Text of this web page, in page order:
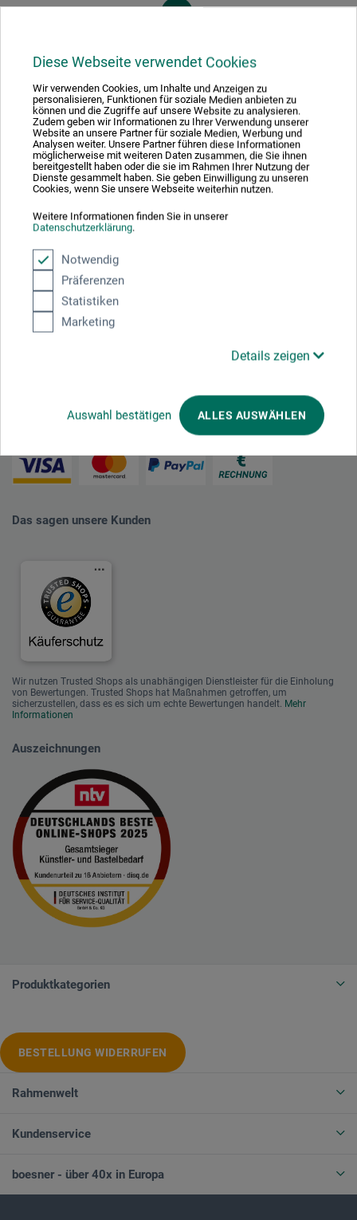
Diese Webseite verwendet Cookies
Wir verwenden Cookies, um Inhalte und Anzeigen zu
personalisieren, Funktionen für soziale Medien anbieten zu
können und die Zugriffe auf unsere Website zu analysieren.
Zudem geben wir Informationen zu Ihrer Verwendung unserer
Website an unsere Partner für soziale Medien, Werbung und
Analysen weiter. Unsere Partner führen diese Informationen
möglicherweise mit weiteren Daten zusammen, die Sie ihnen
bereitgestellt haben oder die sie im Rahmen Ihrer Nutzung der
Dienste gesammelt haben. Sie geben Einwilligung zu unseren
Cookies, wenn Sie unsere Webseite weiterhin nutzen.
Weitere Informationen finden Sie in unserer
Datenschutzerklärung.
Notwendig
Präferenzen
Statistiken
Marketing
Details zeigen
Auswahl bestätigen ALLES AUSWÄHLEN
Ausgezeichnet sicher
Mit diesem Logo möchten wir zeigen, dass wir Kunde bei Der Grüne Punkt –
für Deutschland am dualen System Der Grüne Punkt beteiligen.
Zahlungsarten im Onlineshop
Das sagen unsere Kunden
Wir nutzen Trusted Shops als unabhängigen Dienstleister für die Einholung
von Bewertungen. Trusted Shops hat Maßnahmen getroffen, um
sicherzustellen, dass es es sich um echte Bewertungen handelt. Mehr
Informationen
Auszeichnungen
Produktkategorien
BESTELLUNG WIDERRUFEN
Rahmenwelt
Kundenservice
boesner - über 40x in Europa